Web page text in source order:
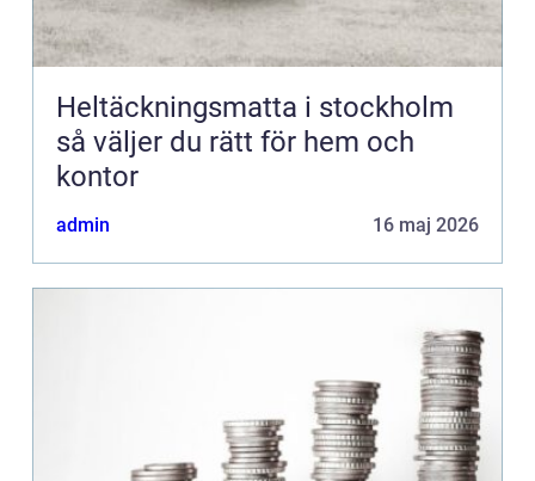
Heltäckningsmatta i stockholm
så väljer du rätt för hem och
kontor
admin 16 maj 2026